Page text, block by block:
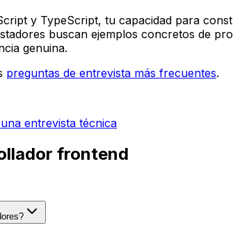
y TypeScript, tu capacidad para
buscan ejemplos concretos de
genuina.
preguntas de entrevista más frecuentes.
entrevista técnica
frontend